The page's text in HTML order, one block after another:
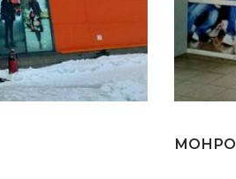
МОНРО